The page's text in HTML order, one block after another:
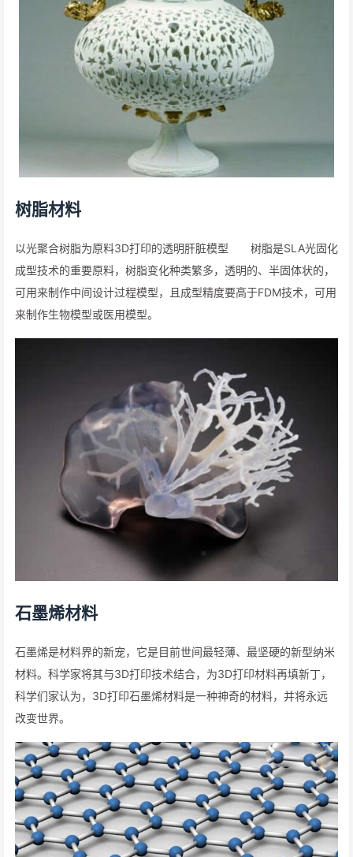
树脂材料
以光聚合树脂为原料3D打印的透明肝脏模型 树脂是SLA光固化
成型技术的重要原料，树脂变化种类繁多，透明的、半固体状的，
可用来制作中间设计过程模型，且成型精度要高于FDM技术，可用
来制作生物模型或医用模型。
石墨烯材料
石墨烯是材料界的新宠，它是目前世间最轻薄、最坚硬的新型纳米
材料。科学家将其与3D打印技术结合，为3D打印材料再填新丁，
科学们家认为，3D打印石墨烯材料是一种神奇的材料，并将永远
改变世界。